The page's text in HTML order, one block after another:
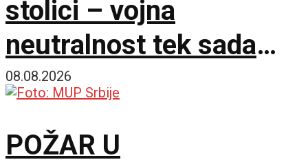
stolici – vojna
neutralnost tek sada
dobija na značaju
08.08.2026
POŽAR U